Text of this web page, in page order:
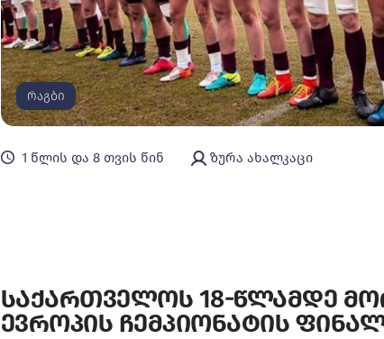
რაგბი
1 წლის და 8 თვის წინ ზურა ახალკაცი
საქართველოს 18-წლამდე
ევროპის ჩემპიონატის